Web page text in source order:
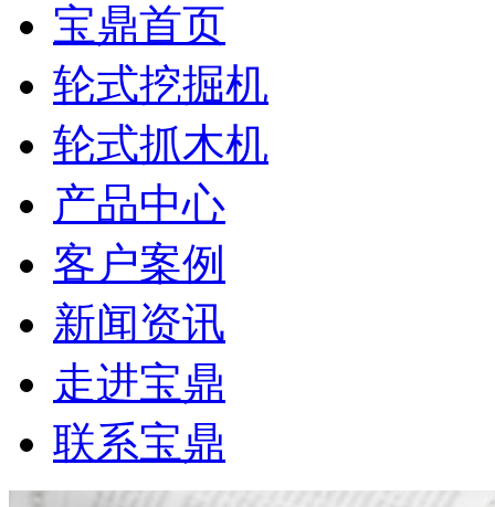
宝鼎首页
轮式挖掘机
轮式抓木机
产品中心
客户案例
新闻资讯
走进宝鼎
联系宝鼎